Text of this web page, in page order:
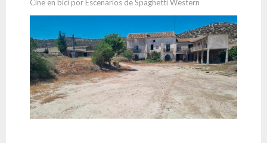
Cine en bici por Escenarios de Spaghetti Western